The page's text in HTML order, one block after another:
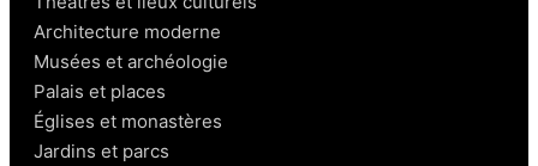
Architecture moderne
Musées et archéologie
Palais et places
Églises et monastères
Jardins et parcs